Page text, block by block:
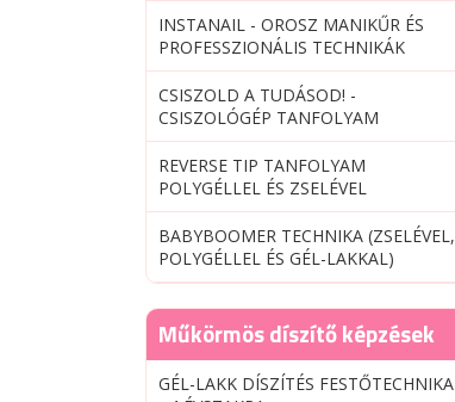
INSTANAIL - OROSZ MANIKŰR ÉS
PROFESSZIONÁLIS TECHNIKÁK
CSISZOLD A TUDÁSOD! -
CSISZOLÓGÉP TANFOLYAM
REVERSE TIP TANFOLYAM
POLYGÉLLEL ÉS ZSELÉVEL
BABYBOOMER TECHNIKA (ZSELÉVEL,
POLYGÉLLEL ÉS GÉL-LAKKAL)
Műkörmös díszítő képzések
GÉL-LAKK DÍSZÍTÉS FESTŐTECHNIKA